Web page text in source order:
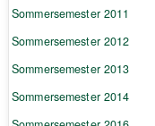
Sommersemester 2011
Sommersemester 2012
Sommersemester 2013
Sommersemester 2014